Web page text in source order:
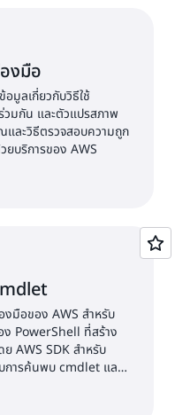
งมือ
อมูลเกี่ยวกับวิธีใช้
วมกัน และตัวแปรสภาพ
ละวิธีตรวจสอบความถูก
บริการของ AWS
งมือของ AWS สำหรับ
PowerShell ที่สร้าง
AWS SDK สำหรับ
การค้นพบ cmdlet และ